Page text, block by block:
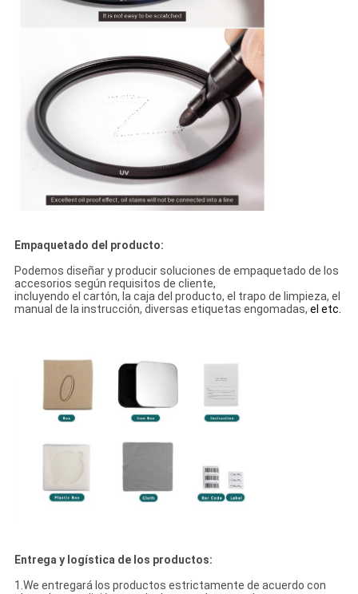
Empaquetado del producto:
Podemos diseñar y producir soluciones de empaquetado de los
accesorios según requisitos de cliente,
incluyendo el cartón, la caja del producto, el trapo de limpieza, el
manual de la instrucción, diversas etiquetas engomadas, el etc.
Entrega y logística de los productos:
1.We entregará los productos estrictamente de acuerdo con